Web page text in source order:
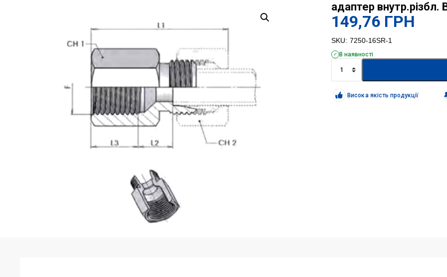
адаптер внутр.різбл.
149,76 ГРН
SKU: 7250-16SR-1
В наявності
внутр.різбл.
BSPP-
METR16S
-1/2"
Висока якість продукції